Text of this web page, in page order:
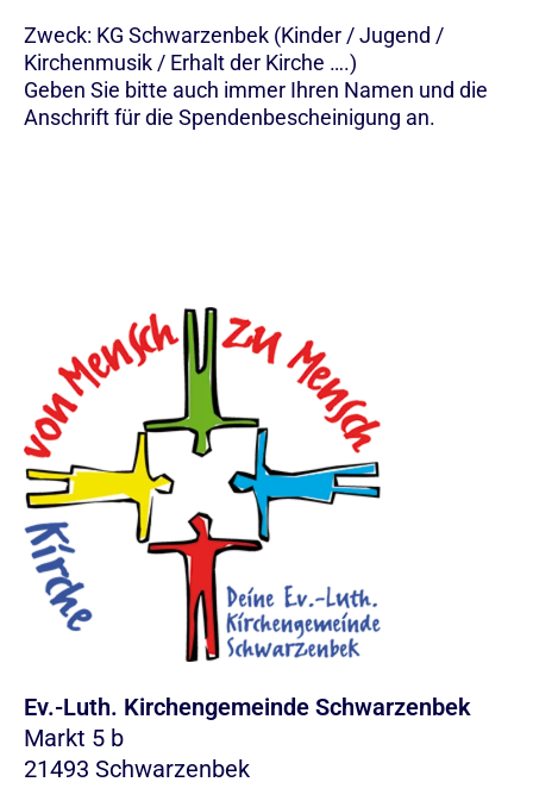
Zweck: KG Schwarzenbek (Kinder / Jugend /
Kirchenmusik / Erhalt der Kirche ….)
Geben Sie bitte auch immer Ihren Namen und die
Anschrift für die Spendenbescheinigung an.
Ev.-Luth. Kirchengemeinde Schwarzenbek
Markt 5 b
21493 Schwarzenbek